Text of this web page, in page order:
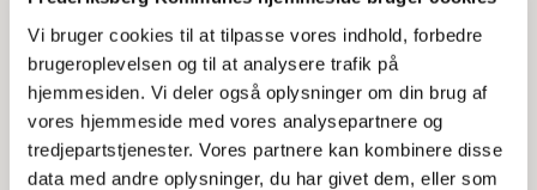
Vi bruger cookies til at tilpasse vores indhold, forbedre
brugeroplevelsen og til at analysere trafik på
hjemmesiden. Vi deler også oplysninger om din brug af
vores hjemmeside med vores analysepartnere og
tredjepartstjenester. Vores partnere kan kombinere disse
data med andre oplysninger, du har givet dem, eller som
Ingen under 16 år:Du skal være fyldt 16 år for at
besøge kurbadet.
Ingen tasker/net/poser:Tag håndklædet med i
hånden.